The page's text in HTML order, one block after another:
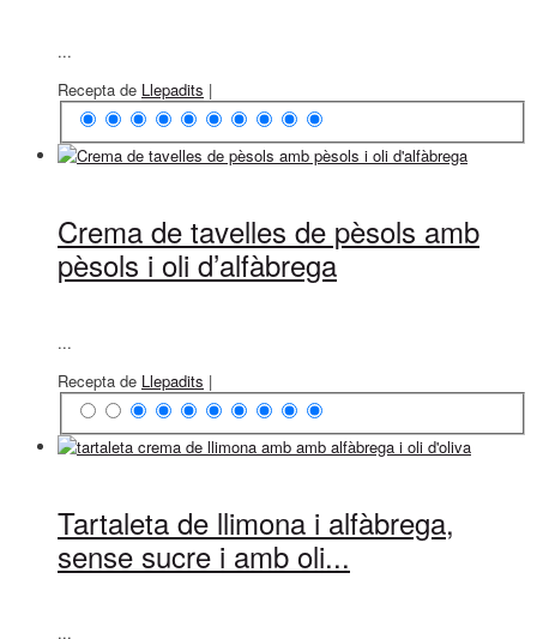
...
Recepta de Llepadits |
Crema de tavelles de pèsols amb
pèsols i oli d’alfàbrega
...
Recepta de Llepadits |
Tartaleta de llimona i alfàbrega,
sense sucre i amb oli...
...